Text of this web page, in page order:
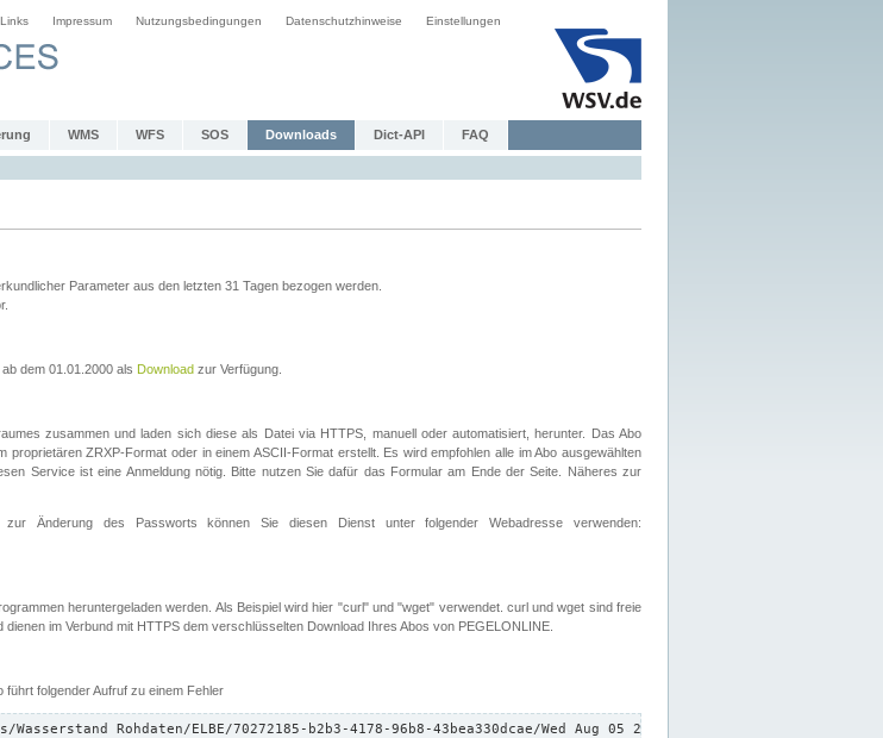
Links Impressum Nutzungsbedingungen Datenschutzhinweise Einstellungen
WMS WFS SOS Downloads Dict-API FAQ
Parameter aus den letzten 31 Tagen bezogen werden.
dem 01.01.2000 als Download zur Verfügung.
zusammen und laden sich diese als Datei via HTTPS, manuell oder automatisiert, herunter. Das Abo
ZRXP-Format oder in einem ASCII-Format erstellt. Es wird empfohlen alle im Abo ausgewählten
Service ist eine Anmeldung nötig. Bitte nutzen Sie dafür das Formular am Ende der Seite. Näheres zur
Änderung des Passworts können Sie diesen Dienst unter folgender Webadresse verwenden:
heruntergeladen werden. Als Beispiel wird hier "curl" und "wget" verwendet. curl und wget sind freie
im Verbund mit HTTPS dem verschlüsselten Download Ihres Abos von PEGELONLINE.
folgender Aufruf zu einem Fehler
Rohdaten/ELBE/70272185-b2b3-4178-96b8-43bea330dcae/Wed Aug 05 23:59:19 CEST 2026/down.txt"